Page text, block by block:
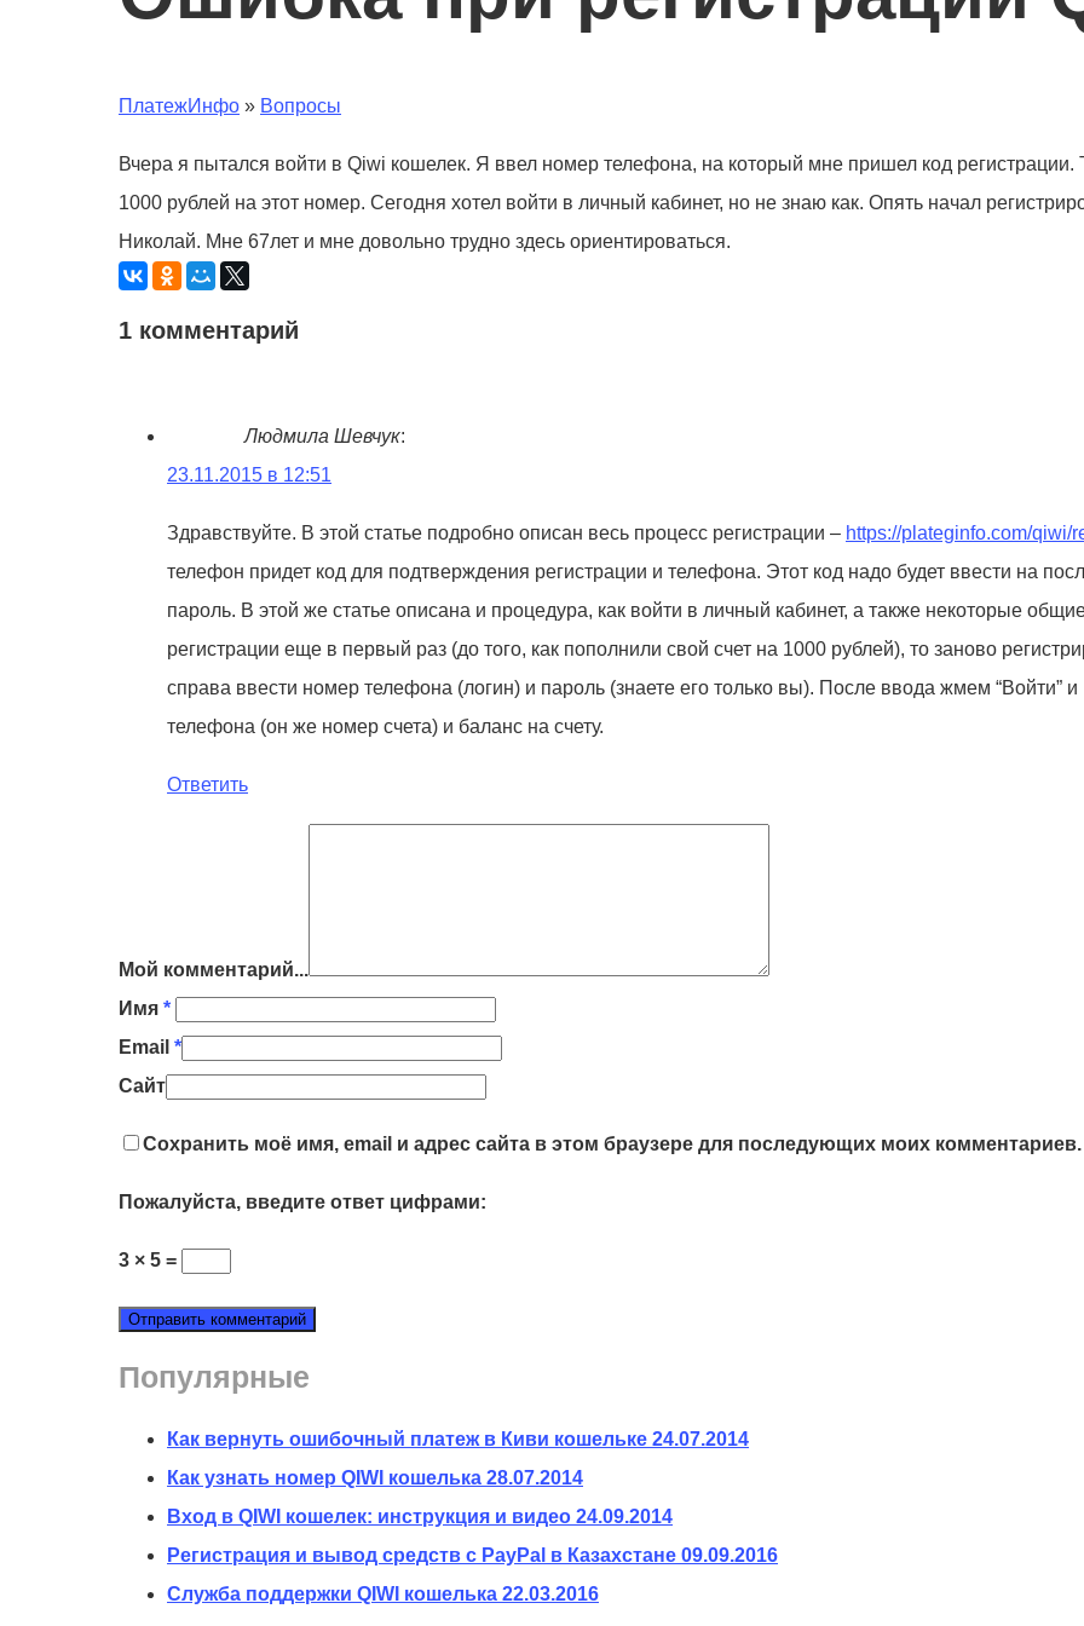
ПлатежИнфо » Вопросы
Вчера я пытался войти в Qiwi кошелек. Я ввел номер телефона, на который мне пришел код
1000 рублей на этот номер. Сегодня хотел войти в личный кабинет, но не знаю как. Опять начал
Николай. Мне 67лет и мне довольно трудно здесь ориентироваться.
1 комментарий
Людмила Шевчук:
23.11.2015 в 12:51
Здравствуйте. В этой статье подробно описан весь процесс регистрации – https://plateginfo.com/qiwi/
телефон придет код для подтверждения регистрации и телефона. Этот код надо будет ввести на
пароль. В этой же статье описана и процедура, как войти в личный кабинет, а также некоторые
регистрации еще в первый раз (до того, как пополнили свой счет на 1000 рублей), то заново
справа ввести номер телефона (логин) и пароль (знаете его только вы). После ввода жмем “Войти”
телефона (он же номер счета) и баланс на счету.
Ответить
Мой комментарий...
Имя *
Email *
Сайт
Сохранить моё имя, email и адрес сайта в этом браузере для последующих моих комментариев.
Пожалуйста, введите ответ цифрами:
3 × 5 =
Популярные
Как вернуть ошибочный платеж в Киви кошельке 24.07.2014
Как узнать номер QIWI кошелька 28.07.2014
Вход в QIWI кошелек: инструкция и видео 24.09.2014
Регистрация и вывод средств с PayPal в Казахстане 09.09.2016
Служба поддержки QIWI кошелька 22.03.2016